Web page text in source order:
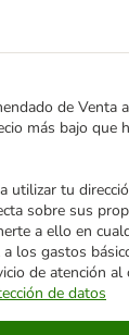
de Venta
más bajo que
utilizar tu
sobre sus
a ello en
los gastos
de atención
de datos